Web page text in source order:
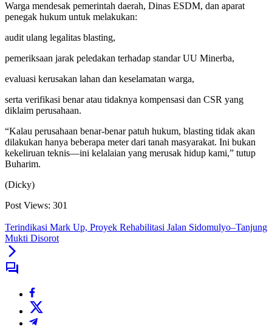
Warga mendesak pemerintah daerah, Dinas ESDM, dan aparat
penegak hukum untuk melakukan:
audit ulang legalitas blasting,
pemeriksaan jarak peledakan terhadap standar UU Minerba,
evaluasi kerusakan lahan dan keselamatan warga,
serta verifikasi benar atau tidaknya kompensasi dan CSR yang
diklaim perusahaan.
“Kalau perusahaan benar-benar patuh hukum, blasting tidak akan
dilakukan hanya beberapa meter dari tanah masyarakat. Ini bukan
kekeliruan teknis—ini kelalaian yang merusak hidup kami,” tutup
Buharim.
(Dicky)
Post Views: 301
Terindikasi Mark Up, Proyek Rehabilitasi Jalan Sidomulyo–Tanjung
Mukti Disorot